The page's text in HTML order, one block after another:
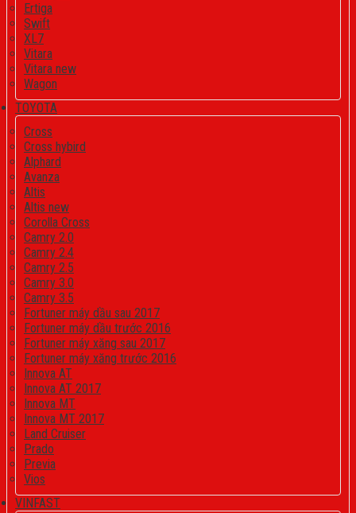
Ertiga
Swift
XL7
Vitara
Vitara new
Wagon
TOYOTA
Cross
Cross hybird
Alphard
Avanza
Altis
Altis new
Corolla Cross
Camry 2.0
Camry 2.4
Camry 2.5
Camry 3.0
Camry 3.5
Fortuner máy dầu sau 2017
Fortuner máy dầu trước 2016
Fortuner máy xăng sau 2017
Fortuner máy xăng trước 2016
Innova AT
Innova AT 2017
Innova MT
Innova MT 2017
Land Cruiser
Prado
Previa
Vios
VINFAST